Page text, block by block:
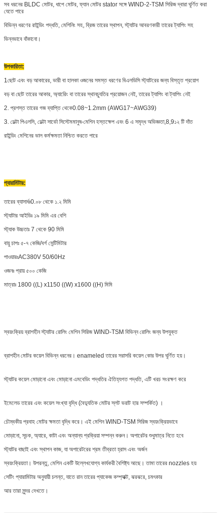
সব ধরনের BLDC মোটর, ধাপে মোটর, ফ্যান মোটর stator সঙ্গে WIND-2-TSM সিরিজ দ্বারা ঘূর্ণিত করা
যেতে পারে
বিভিন্ন ধরণের রাইন্ডিং পদ্ধতি, মেশিনিং সহ, ব্রিজ তারের স্থাপন, স্ট্যাটর আবরণকারী তারের ট্যাপিং সহ
ভিন্নভাবে বাঁকানো।
উপকারিতা:
1ছোট এবং বড় আকারের, ভারী বা হালকা ওজনের সমস্ত ধরণের বিএলডিসি স্ট্যাটরের জন্য বিস্তৃত প্রয়োগ
বড় বা ছোট তারের আকার, অ্যারেিং বা তারের স্থানচ্যুতির প্রয়োজন নেই, তারের ট্যাপিং বা ট্যাপিং নেই
2. প্রশস্ত তারের গজ ব্যাপ্তি থেকে0.08~1.2mm (AWG17~AWG39)
3. ডেল্টা পিএলসি, ডেল্টা সার্ভো সিস্টেমমানুষ-মেশিন হস্তক্ষেপ এবং 6 এ সমৃদ্ধ অভিজ্ঞতা,8,9১২ টি দাঁত
রাইন্ডিং মেশিনের ভাল কর্মক্ষমতা নিশ্চিত করতে পারে
প্যারামিটার:
তারের ব্যাসার্ধঃ0.০৮ থেকে ১.২ মিমি
স্ট্যাটার আইডিঃ ১৯ মিমি এর বেশি
স্ট্যাক উচ্চতাঃ 7 থেকে 90 মিমি
বায়ু চাপঃ ৫-৭ কেজি/বর্গ সেন্টিমিটার
পাওয়ারঃAC380V 50/60Hz
ওজনঃ প্রায় ৫০০ কেজি
মাত্রাঃ 1800 ((L) x1150 ((W) x1600 ((H) মিমি
স্বয়ংক্রিয় ব্রাশহীন স্ট্যাটর রোলিং মেশিন সিরিজ WIND-TSM বিভিন্ন রোলিং জন্য উপযুক্ত
ব্রাশহীন মোটর কয়েল বিভিন্ন ধরনের। enameled তারের সরাসরি কয়েল কোর উপর ঘূর্ণিত হয়।
স্ট্যাটর কয়েল মোড়ানো এবং মোড়ানো এমবেডিং পদ্ধতির ঐতিহ্যগত পদ্ধতি, এটি খরচ সংরক্ষণ করে
ইমেলেড তারের এবং কয়েল সংখ্যা বৃদ্ধি (বৈদ্যুতিক মোটর স্লট ভরাট হার সম্পর্কিত) ।
চৌম্বকীয় প্রবাহ মোটর ক্ষমতা বৃদ্ধি করে। এই মেশিন WIND-TSM সিরিজ স্বয়ংক্রিয়ভাবে
মোড়ানো, সূচক, অ্যারে, কাটা এবং অন্যান্য প্রক্রিয়া সম্পন্ন করুন। অপারেটর শুধুমাত্র নিতে হবে
স্ট্যাটর বাছাই এবং স্থাপন কাজ, যা অপারেটরের শ্রম তীব্রতা হ্রাস এবং অর্জন
স্বয়ংক্রিয়তা। উপরন্তু, মেশিন একটি উল্লেখযোগ্য কার্যকরী বৈশিষ্ট্য আছে। তামা তারের nozzles হয়
সেটিং প্যারামিটার অনুযায়ী চলন্ত, যাতে রান তারের প্যাকেজ কম্প্যাক্ট, ঝরঝরে, চমৎকার
আর তারা সুন্দর দেখতে।